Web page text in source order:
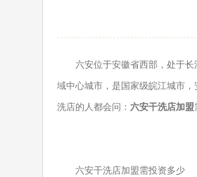
六安位于安徽省西部，处于长江
域中心城市，是国家级皖江城市
洗店的人都会问： 六安干洗店加盟
六安干洗店加盟需投资多少